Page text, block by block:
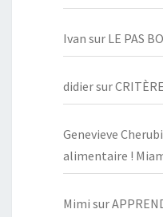
Ivan sur LE PAS
didiersur
Genevieve
alimentaire !
Mimi sur